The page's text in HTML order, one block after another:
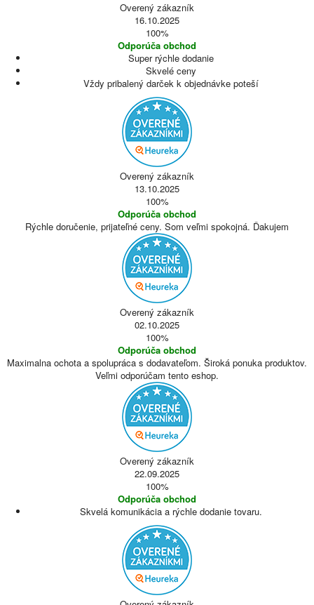
Overený zákazník
16.10.2025
100%
Odporúča obchod
Super rýchle dodanie
Skvelé ceny
Vždy pribalený darček k objednávke poteší
Overený zákazník
13.10.2025
100%
Odporúča obchod
Rýchle doručenie, prijateľné ceny. Som veľmi spokojná. Ďakujem
Overený zákazník
02.10.2025
100%
Odporúča obchod
Maximalna ochota a spolupráca s dodavateľom. Široká ponuka produktov.
Veľmi odporúčam tento eshop.
Overený zákazník
22.09.2025
100%
Odporúča obchod
Skvelá komunikácia a rýchle dodanie tovaru.